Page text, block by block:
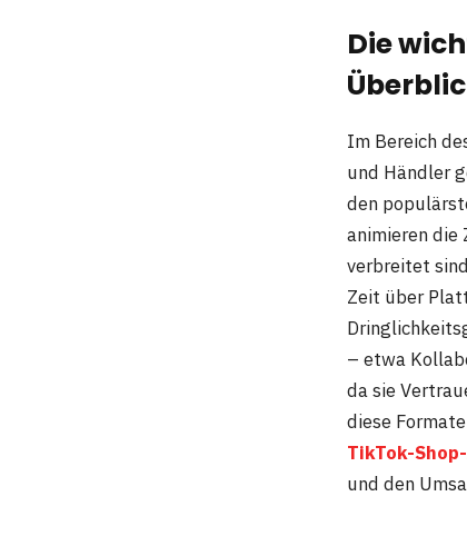
Die
Im Bereich
und Händler
den
animieren die
verbreitet sind
Zeit über
– etwa
da sie
diese
TikTok-
und den